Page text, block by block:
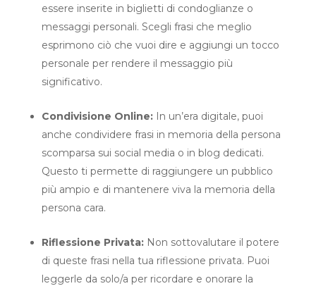
essere inserite in biglietti di condoglianze o
messaggi personali. Scegli frasi che meglio
esprimono ciò che vuoi dire e aggiungi un tocco
personale per rendere il messaggio più
significativo.
Condivisione Online:In un’era digitale, puoi
anche condividere frasi in memoria della persona
scomparsa sui social media o in blog dedicati.
Questo ti permette di raggiungere un pubblico
più ampio e di mantenere viva la memoria della
persona cara.
Riflessione Privata:Non sottovalutare il potere
di queste frasi nella tua riflessione privata. Puoi
leggerle da solo/a per ricordare e onorare la